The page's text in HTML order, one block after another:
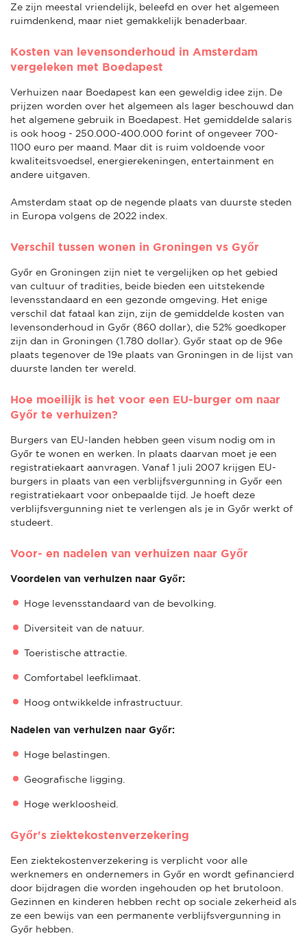
Ze zijn meestal vriendelijk, beleefd en over het algemeen
ruimdenkend, maar niet gemakkelijk benaderbaar.
Kosten van levensonderhoud in Amsterdam
vergeleken met Boedapest
Verhuizen naar Boedapest kan een geweldig idee zijn. De
prijzen worden over het algemeen als lager beschouwd dan
het algemene gebruik in Boedapest. Het gemiddelde salaris
is ook hoog - 250.000-400.000 forint of ongeveer 700-
1100 euro per maand. Maar dit is ruim voldoende voor
kwaliteitsvoedsel, energierekeningen, entertainment en
andere uitgaven.
Amsterdam staat op de negende plaats van duurste steden
in Europa volgens de 2022 index.
Verschil tussen wonen in Groningen vs Győr
Győr en Groningen zijn niet te vergelijken op het gebied
van cultuur of tradities, beide bieden een uitstekende
levensstandaard en een gezonde omgeving. Het enige
verschil dat fataal kan zijn, zijn de gemiddelde kosten van
levensonderhoud in Győr (860 dollar), die 52% goedkoper
zijn dan in Groningen (1.780 dollar). Győr staat op de 96e
plaats tegenover de 19e plaats van Groningen in de lijst van
duurste landen ter wereld.
Hoe moeilijk is het voor een EU-burger om naar
Győr te verhuizen?
Burgers van EU-landen hebben geen visum nodig om in
Győr te wonen en werken. In plaats daarvan moet je een
registratiekaart aanvragen. Vanaf 1 juli 2007 krijgen EU-
burgers in plaats van een verblijfsvergunning in Győr een
registratiekaart voor onbepaalde tijd. Je hoeft deze
verblijfsvergunning niet te verlengen als je in Győr werkt of
studeert.
Voor- en nadelen van verhuizen naar Győr
Voordelen van verhuizen naar Győr:
Hoge levensstandaard van de bevolking.
Diversiteit van de natuur.
Toeristische attractie.
Comfortabel leefklimaat.
Hoog ontwikkelde infrastructuur.
Nadelen van verhuizen naar Győr:
Hoge belastingen.
Geografische ligging.
Hoge werkloosheid.
Győr's ziektekostenverzekering
Een ziektekostenverzekering is verplicht voor alle
werknemers en ondernemers in Győr en wordt gefinancierd
door bijdragen die worden ingehouden op het brutoloon.
Gezinnen en kinderen hebben recht op sociale zekerheid als
ze een bewijs van een permanente verblijfsvergunning in
Győr hebben.